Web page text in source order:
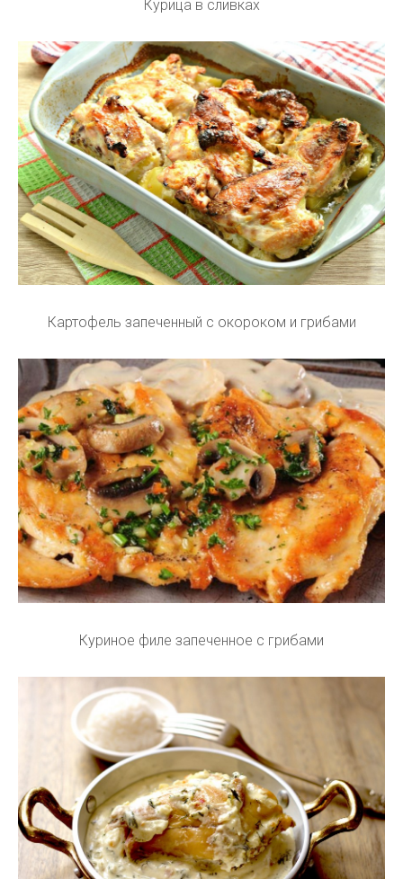
Курица в сливках
Картофель запеченный с окороком и грибами
Куриное филе запеченное с грибами